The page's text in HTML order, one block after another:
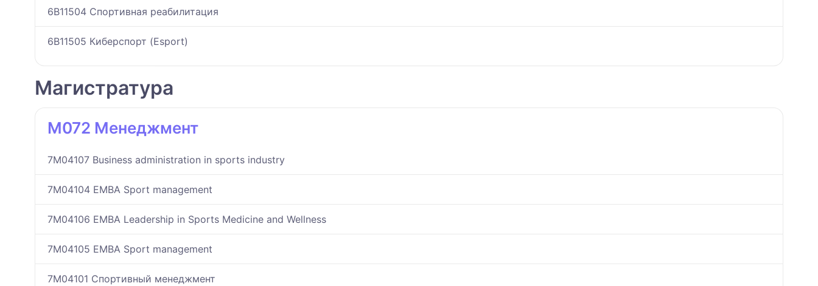
6B11504 Спортивная реабилитация
6B11505 Киберспорт (Esport)
Магистратура
M072 Менеджмент
7M04107 Business administration in sports industry
7M04104 EMBA Sport management
7M04106 EMBA Leadership in Sports Medicine and Wellness
7M04105 EMBA Sport management
7M04101 Спортивный менеджмент